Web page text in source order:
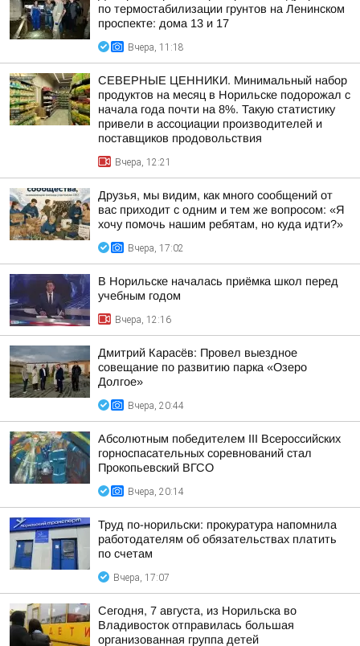
по термостабилизации грунтов на Ленинском
проспекте: дома 13 и 17
Вчера, 11:18
СЕВЕРНЫЕ ЦЕННИКИ. Минимальный набор
продуктов на месяц в Норильске подорожал с
начала года почти на 8%. Такую статистику
привели в ассоциации производителей и
поставщиков продовольствия
Вчера, 12:21
Друзья, мы видим, как много сообщений от
вас приходит с одним и тем же вопросом: «Я
хочу помочь нашим ребятам, но куда идти?»
Вчера, 17:02
В Норильске началась приёмка школ перед
учебным годом
Вчера, 12:16
Дмитрий Карасёв: Провел выездное
совещание по развитию парка «Озеро
Долгое»
Вчера, 20:44
Абсолютным победителем III Всероссийских
горноспасательных соревнований стал
Прокопьевский ВГСО
Вчера, 20:14
Труд по-норильски: прокуратура напомнила
работодателям об обязательствах платить
по счетам
Вчера, 17:07
Сегодня, 7 августа, из Норильска во
Владивосток отправилась большая
организованная группа детей